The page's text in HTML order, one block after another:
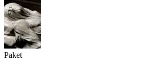
Paket